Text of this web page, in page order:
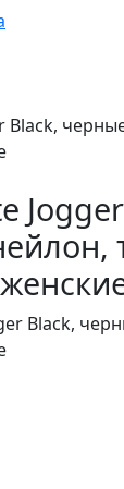
Black,